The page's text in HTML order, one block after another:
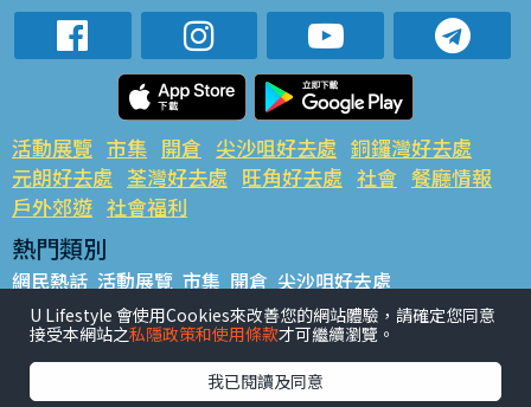
活動展覽 市集 開倉 尖沙咀好去處 銅鑼灣好去處
元朗好去處 荃灣好去處 旺角好去處 社會 餐廳情報
戶外郊遊 社會福利
熱門類別
網民熱話 活動展覽 市集 開倉 尖沙咀好去處
銅鑼灣好去處 元朗好去處 荃灣好去處 旺角好去處 社會
餐廳情報 戶外郊遊
熱門標籤
U Lifestyle 會使用Cookies來改善您的網站體驗，請確定您同意
接受本網站之私隱政策和使用條款才可繼續瀏覽。
我已閱讀及同意